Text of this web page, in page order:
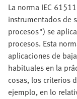
La norma IEC
instrumentados de
procesos") se
procesos. Esta
aplicaciones de
habituales en la
cosas, los criterios
ejemplo, en lo